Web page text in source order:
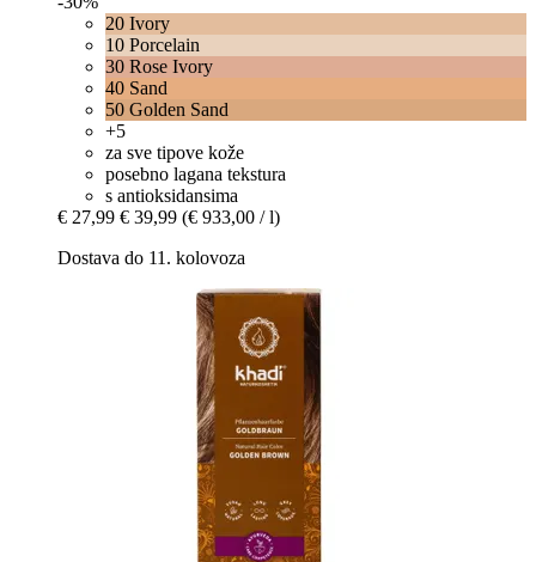
20 Ivory
10 Porcelain
30 Rose Ivory
40 Sand
50 Golden Sand
+5
za sve tipove kože
posebno lagana tekstura
s antioksidansima
€ 27,99 € 39,99 (€ 933,00 / l)
Dostava do 11. kolovoza